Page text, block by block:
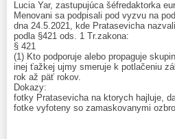
Lucia Yar, zastupujúca šéfredaktorka
Menovani sa podpisali pod vyzvu na
dna 24.5.2021, kde Pratasevicha
podla §421 ods. 1 Tr.zakona:
§ 421
(1) Kto podporuje alebo propaguje
inej ťažkej ujmy smeruje k potlačeniu
rok až päť rokov.
Dokazy:
fotky Pratasevicha na ktorych hajluje,
fotke vyfoteny so zamaskovanymi